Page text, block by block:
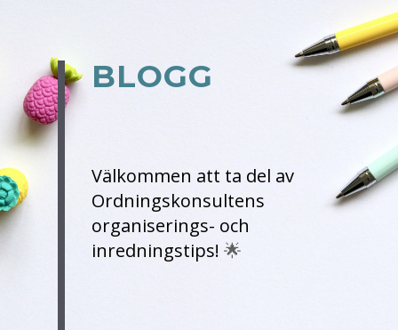
BLOGG
Välkommen att ta del av
Ordningskonsultens
organiserings- och
inredningstips! 🌟